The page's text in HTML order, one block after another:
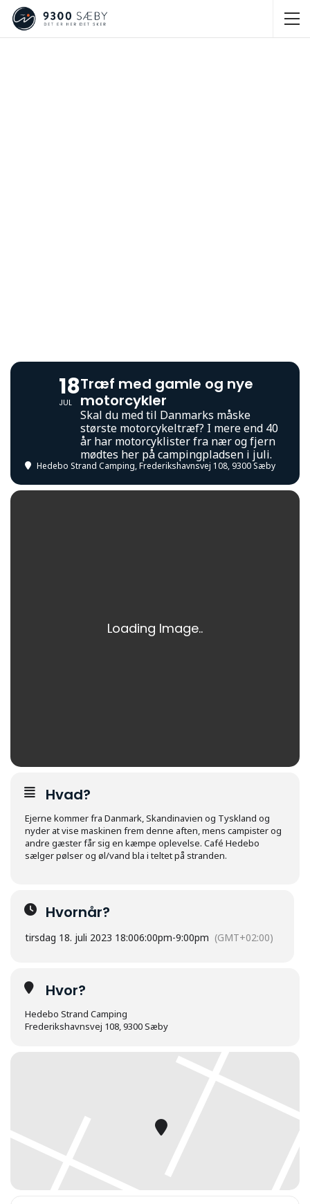
18
JUL
Træf med gamle og nye
motorcykler
Skal du med til Danmarks måske
største motorcykeltræf? I mere end 40
år har motorcyklister fra nær og fjern
mødtes her på campingpladsen i juli.
Hedebo Strand Camping, Frederikshavnsvej 108, 9300 Sæby
Hvad?
Ejerne kommer fra Danmark, Skandinavien og Tyskland og
nyder at vise maskinen frem denne aften, mens campister og
andre gæster får sig en kæmpe oplevelse. Café Hedebo
sælger pølser og øl/vand bla i teltet på stranden.
Hvornår?
tirsdag 18. juli 2023 18:006:00pm-9:00pm (GMT+02:00)
Hvor?
Hedebo Strand Camping
Frederikshavnsvej 108, 9300 Sæby